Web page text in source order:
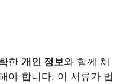
한 개인 정보와 함께 채
야 합니다. 이 서류가 법